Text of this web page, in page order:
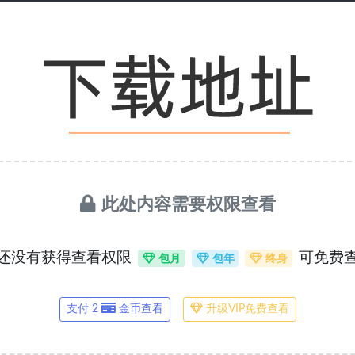
此处内容需要权限查看
没有获得查看权限 包月 包年 终身 可免费
支付 2 金币查看 升级VIP免费查看